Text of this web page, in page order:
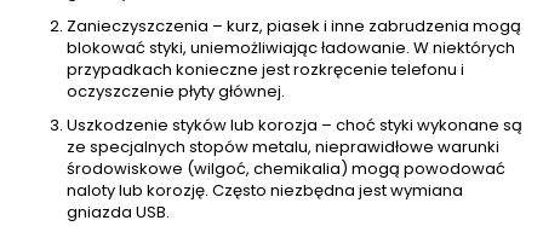
Zanieczyszczenia – kurz, piasek i inne zabrudzenia mogą
blokować styki, uniemożliwiając ładowanie. W niektórych
przypadkach konieczne jest rozkręcenie telefonu i
oczyszczenie płyty głównej.
Uszkodzenie styków lub korozja – choć styki wykonane są
ze specjalnych stopów metalu, nieprawidłowe warunki
środowiskowe (wilgoć, chemikalia) mogą powodować
naloty lub korozję. Często niezbędna jest wymiana
gniazda USB.